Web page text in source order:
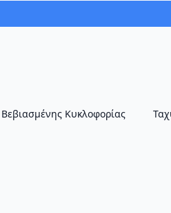
Κυκλοφορίας